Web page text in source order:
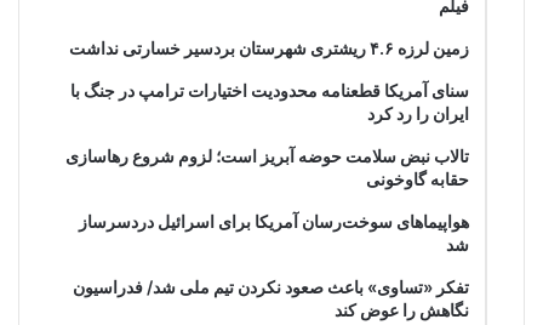
فیلم
زمین لرزه ۴.۶ ریشتری شهرستان بردسیر خسارتی نداشت
سنای آمریکا قطعنامه محدودیت اختیارات ترامپ در جنگ با
ایران را رد کرد
تالاب نبض سلامت حوضه آبریز است؛ لزوم شروع رهاسازی
حقابه گاوخونی
هواپیماهای سوخت‌رسان آمریکا برای اسرائیل دردسرساز
شد
تفکر «تساوی» باعث صعود نکردن تیم ملی شد/ فدراسیون
نگاهش را عوض کند